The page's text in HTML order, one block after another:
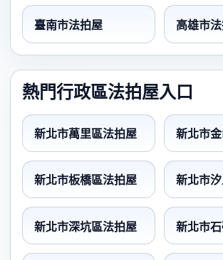
臺南市法拍屋 高雄市
熱門行政區法拍屋入口
新北市萬里區法拍屋 新北市
新北市板橋區法拍屋 新北市
新北市深坑區法拍屋 新北市